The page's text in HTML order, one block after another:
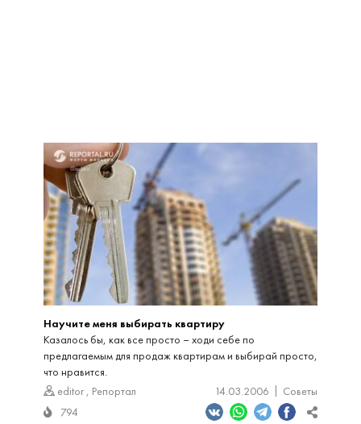
Научите меня выбирать квартиру
Казалось бы, как все просто – ходи себе по
предлагаемым для продаж квартирам и выбирай просто,
что нравится.
editor , Репортал 14.03.2006
Советы
794